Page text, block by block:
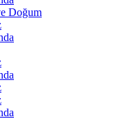
Doğum